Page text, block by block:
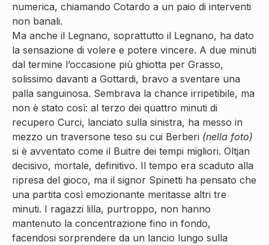
numerica, chiamando Cotardo a un paio di interventi
non banali.
Ma anche il Legnano, soprattutto il Legnano, ha dato
la sensazione di volere e potere vincere. A due minuti
dal termine l’occasione più ghiotta per Grasso,
solissimo davanti a Gottardi, bravo a sventare una
palla sanguinosa. Sembrava la chance irripetibile, ma
non è stato così: al terzo dei quattro minuti di
recupero Curci, lanciato sulla sinistra, ha messo in
mezzo un traversone teso su cui Berberi (nella foto)
si è avventato come il Buitre dei tempi migliori. Oltjan
decisivo, mortale, definitivo. Il tempo era scaduto alla
ripresa del gioco, ma il signor Spinetti ha pensato che
una partita così emozionante meritasse altri tre
minuti. I ragazzi lilla, purtroppo, non hanno
mantenuto la concentrazione fino in fondo,
facendosi sorprendere da un lancio lungo sulla